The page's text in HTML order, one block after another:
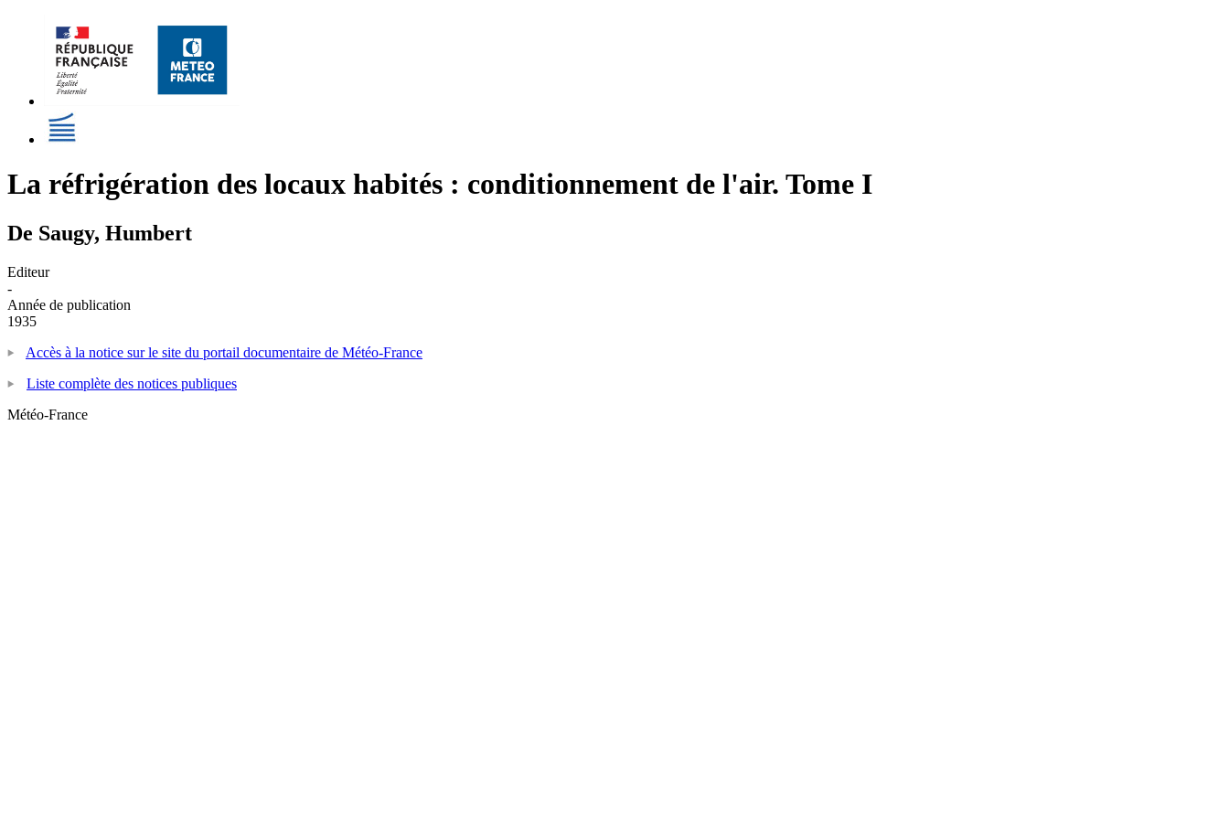
La réfrigération des locaux habités : conditionnement de l'air. Tome I
De Saugy, Humbert
Editeur
-
Année de publication
1935
Accès à la notice sur le site du portail documentaire de Météo-France
Liste complète des notices publiques
Météo-France